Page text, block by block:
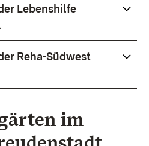
Lebenshilfe
Reha-Südwest
im